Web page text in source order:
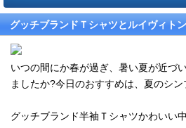
グッチブランドＴシャツとルイヴィト
いつの間にか春が過ぎ、暑い夏が近づ
ましたか?今日のおすすめは、夏のシン
グッチブランド半袖Ｔシャツかわいい